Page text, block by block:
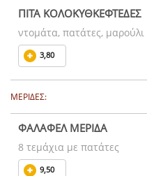
ΠΙΤΑ ΚΟΛΟΚΥΘΚΕΦΤΕΔΕΣ
ντομάτα, πατάτες, μαρούλι
3,80
ΜΕΡΙΔΕΣ:
ΦΑΛΑΦΕΛ ΜΕΡΙΔΑ
8 τεμάχια με πατάτες
9,50